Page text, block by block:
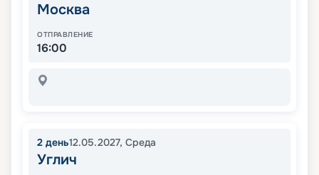
Москва
ОТПРАВЛЕНИЕ
16:00
2 день12.05.2027, Среда
Углич